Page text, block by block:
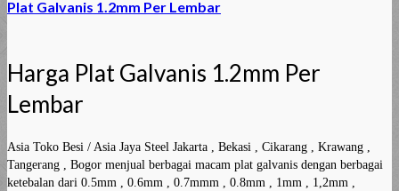
Plat Galvanis 1.2mm Per Lembar
Harga Plat Galvanis 1.2mm Per
Lembar
Asia Toko Besi / Asia Jaya Steel Jakarta , Bekasi , Cikarang , Krawang ,
Tangerang , Bogor menjual berbagai macam plat galvanis dengan berbagai
ketebalan dari 0.5mm , 0.6mm , 0.7mmm , 0.8mm , 1mm , 1,2mm ,